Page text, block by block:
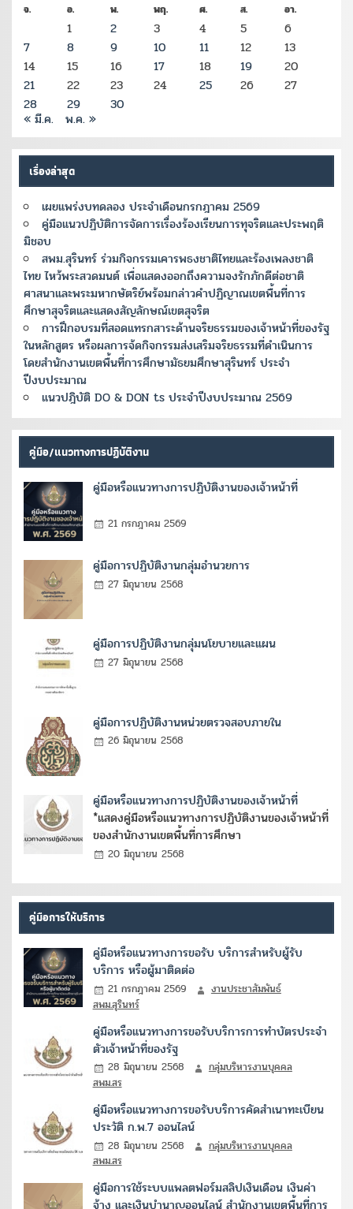
จ. อ. พ. พฤ. ศ. ส. อา.
1 2 3 4 5
6
7
8 9 10 11 12
13
14
15 16 17 18 19
20
21
22 23 24 25 26
27
28
29 30
« มี.ค. พ.ค. »
เรื่องล่าสุด
เผยแพร่งบทดลอง ประจำเดือนกรกฎาคม 2569
คู่มือแนวปฏิบัติการจัดการเรื่องร้องเรียนการทุจริตและประพฤติ
มิชอบ
สพม.สุรินทร์ ร่วมกิจกรรมเคารพธงชาติไทยและร้องเพลงชาติ
ไทย ไหว้พระสวดมนต์ เพื่อแสดงออกถึงความจงรักภักดีต่อชาติ
ศาสนาและพระมหากษัตริย์พร้อมกล่าวคำปฏิญาณเขตพื้นที่การ
ศึกษาสุจริตและแสดงสัญลักษณ์เขตสุจริต
การฝึกอบรมที่สอดแทรกสาระด้านจริยธรรมของเจ้าหน้าที่ของรัฐ
ในหลักสูตร หรือผลการจ้ดกิจกรรมส่งเสริมจริยธรรมที่ดำเนินการ
โดยสำนักงานเขตพื้นที่การศึกษามัธยมศึกษาสุรินทร์ ประจำ
ปีงบประมาณ
แนวปฎิบัติ DO & DON ts ประจำปีงบประมาณ 2569
คู่มือ/แนวทางการปฏิบัติงาน
คู่มือหรือแนวทางการปฏิบัติงานของเจ้าหน้าที่
21 กรกฎาคม 2569
คู่มือการปฏิบัติงานกลุ่มอำนวยการ
27 มิถุนายน 2568
คู่มือการปฏิบัติงานกลุ่มนโยบายและแผน
27 มิถุนายน 2568
คู่มือการปฏิบัติงานหน่วยตรวจสอบภายใน
26 มิถุนายน 2568
คู่มือหรือแนวทางการปฏิบัติงานของเจ้าหน้าที่
*แสดงคู่มือหรือแนวทางการปฏิบัติงานของเจ้าหน้าที่
ของสำนักงานเขตพื้นที่การศึกษา
20 มิถุนายน 2568
คู่มือการให้บริการ
คู่มือหรือแนวทางการขอรับ บริการสำหรับผู้รับ
บริการ หรือผู้มาติดต่อ
21 กรกฎาคม 2569
งานประชาสัมพันธ์
สพม.สุรินทร์
คู่มือหรือแนวทางการขอรับบริการการทำบัตรประจำ
ตัวเจ้าหน้าที่ของรัฐ
28 มิถุนายน 2568
กลุ่มบริหารงานบุคคล
สพม.สร
คู่มือหรือแนวทางการขอรับบริการคัดสำเนาทะเบียน
ประวัติ ก.พ.7 ออนไลน์
28 มิถุนายน 2568
กลุ่มบริหารงานบุคคล
สพม.สร
คู่มือการใช้ระบบแพลตฟอร์มสลิปเงินเดือน เงินค่า
จ้าง และเงินบำนาญออนไลน์ สำนักงานเขตพื้นที่การ